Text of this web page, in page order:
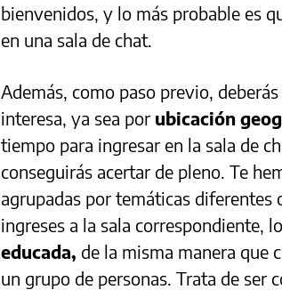
bienvenidos, y lo más probable es
en una sala de chat.
Además, como paso previo,
interesa, ya sea por ubicación
tiempo para ingresar en la sala de
conseguirás acertar de pleno. Te
agrupadas por temáticas diferentes
ingreses a la sala correspondiente,
educada, de la misma manera que
un grupo de personas. Trata de ser